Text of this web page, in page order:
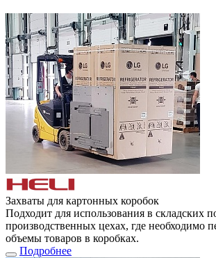
Захваты для картонных коробок
Подходит для использования в складских
производственных цехах, где необходимо
объемы товаров в коробках.
Подробнее